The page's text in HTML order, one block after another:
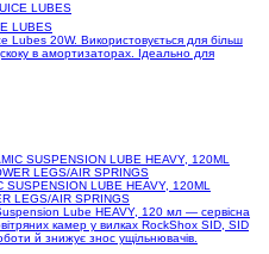
LUBES
Lubes 20W. Використовується для більш
в амортизаторах. Ідеально для
LUBE HEAVY, 120ML
LEGS/AIR SPRINGS
Lube HEAVY, 120 мл — сервісна
камер у вилках RockShox SID, SID
й знижує знос ущільнювачів.